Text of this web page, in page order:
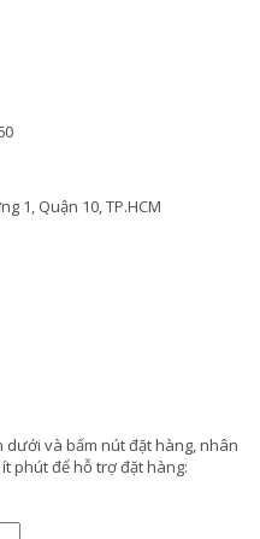
1, Quận 10, TP.HCM
và bấm nút đặt hàng, nhân
phút để hỗ trợ đặt hàng: